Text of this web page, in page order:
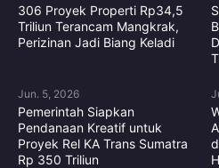
306 Proyek Properti Rp34,5
Triliun Terancam Mangkrak,
Perizinan Jadi Biang Keladi
Jun. 5, 2026
Pemerintah Siapkan
Pendanaan Kreatif untuk
Proyek Rel KA Trans Sumatra
Rp 350 Triliun